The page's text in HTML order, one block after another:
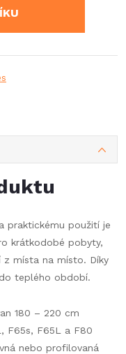
praktickému použití je
krátkodobé pobyty,
místa na místo. Díky
teplého období.
180 – 220 cm
F65s, F65L a F80
nebo profilovaná